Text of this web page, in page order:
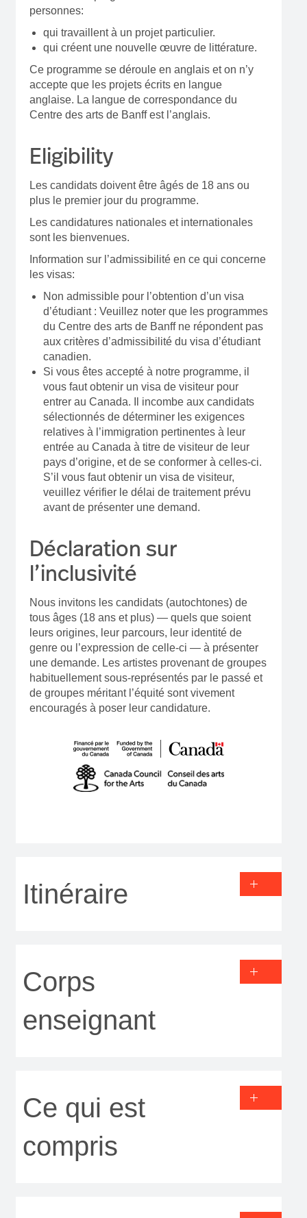
personnes:
qui travaillent à un projet particulier.
qui créent une nouvelle œuvre de littérature.
Ce programme se déroule en anglais et on n’y
accepte que les projets écrits en langue
anglaise. La langue de correspondance du
Centre des arts de Banff est l’anglais.
Eligibility
Les candidats doivent être âgés de 18 ans ou
plus le premier jour du programme.
Les candidatures nationales et internationales
sont les bienvenues.
Information sur l’admissibilité en ce qui concerne
les visas:
Non admissible pour l’obtention d’un visa
d’étudiant : Veuillez noter que les programmes
du Centre des arts de Banff ne répondent pas
aux critères d’admissibilité du visa d’étudiant
canadien.
Si vous êtes accepté à notre programme, il
vous faut obtenir un visa de visiteur pour
entrer au Canada. Il incombe aux candidats
sélectionnés de déterminer les exigences
relatives à l’immigration pertinentes à leur
entrée au Canada à titre de visiteur de leur
pays d’origine, et de se conformer à celles-ci.
S’il vous faut obtenir un visa de visiteur,
veuillez vérifier le délai de traitement prévu
avant de présenter une demand.
Déclaration sur
l’inclusivité
Nous invitons les candidats (autochtones) de
tous âges (18 ans et plus) — quels que soient
leurs origines, leur parcours, leur identité de
genre ou l’expression de celle-ci — à présenter
une demande. Les artistes provenant de groupes
habituellement sous-représentés par le passé et
de groupes méritant l’équité sont vivement
encouragés à poser leur candidature.
Itinéraire
Corps
enseignant
Ce qui est
compris